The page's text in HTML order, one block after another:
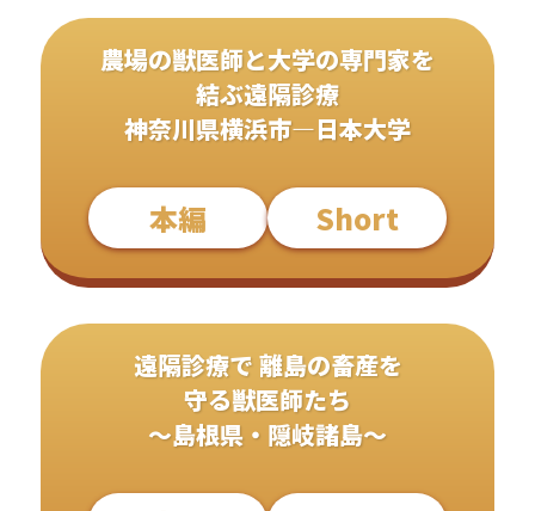
農場の獣医師と大学の専門家を
結ぶ遠隔診療
神奈川県横浜市―日本大学
本編 Short
遠隔診療で 離島の畜産を
守る獣医師たち
〜島根県・隠岐諸島〜